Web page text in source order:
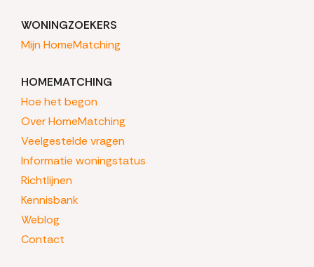
WONINGZOEKERS
Mijn HomeMatching
HOMEMATCHING
Hoe het begon
Over HomeMatching
Veelgestelde vragen
Informatie woningstatus
Richtlijnen
Kennisbank
Weblog
Contact